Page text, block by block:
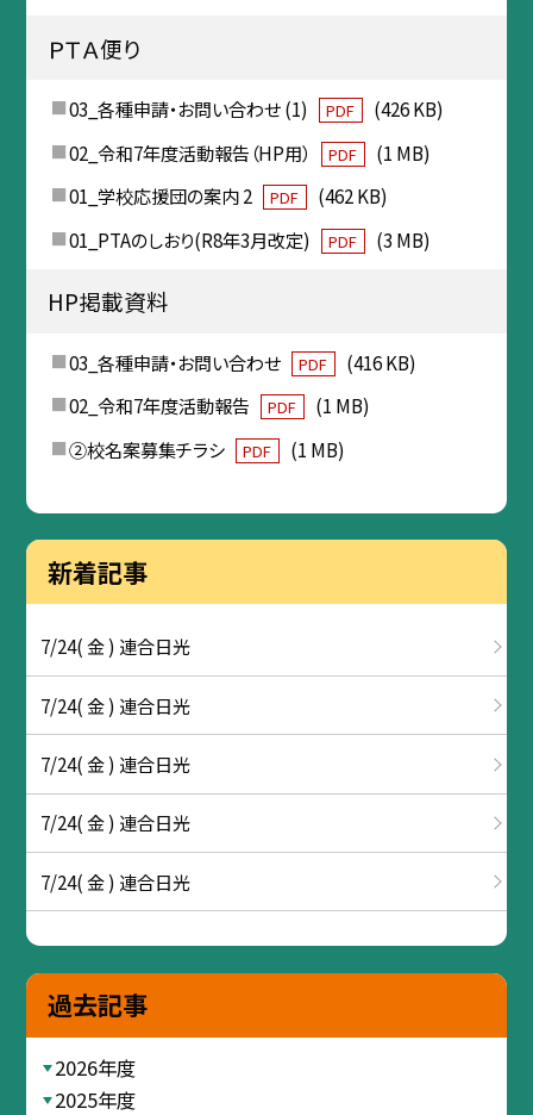
ＰＴＡ便り
03_各種申請・お問い合わせ (1) PDF
(426 KB)
02_令和7年度活動報告（HP用）
PDF
(1 MB)
01_学校応援団の案内 2
PDF
(462 KB)
01_PTAのしおり(R8年3月改定)
PDF (3 MB)
HP掲載資料
03_各種申請・お問い合わせ PDF
(416 KB)
02_令和7年度活動報告
PDF
(1 MB)
②校名案募集チラシ
PDF (1 MB)
新着記事
7/24( 金 ) 連合日光
7/24( 金 ) 連合日光
7/24( 金 ) 連合日光
7/24( 金 ) 連合日光
7/24( 金 ) 連合日光
過去記事
2026年度
2025年度